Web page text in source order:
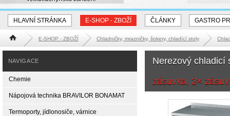
HLAVNÍ STRÁNKA E-SHOP - ZBOŽÍ ČLÁNKY GASTRO
Hlavní stránka E-SHOP - ZBOŽÍ Chladničky, mrazničky, šokery, chladící stoly
Nerezový chladicí
zásuvka, 2×
NAVIGACE
Chemie
Nápojová technika BRAVILOR BONAMAT
Termoporty, jídlonosiče, várnice